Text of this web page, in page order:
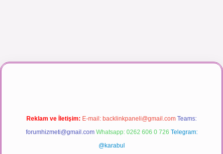
maç izle
Reklam ve İletişim: E-mail: backlinkpaneli@gmail.com Teams:
forumhizmeti@gmail.com Whatsapp: 0262 606 0 726 Telegram:
@karabul